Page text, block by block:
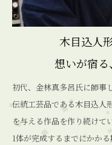
木目込人
想いが宿る、
初代、金林真多呂氏に師事
伝統工芸品である木目込人
を与える作品を作り続けてい
1体が完成するまでにかか